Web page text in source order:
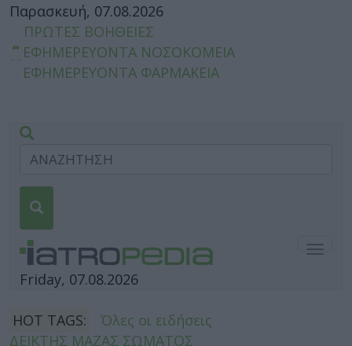
Παρασκευή, 07.08.2026
ΠΡΩΤΕΣ ΒΟΗΘΕΙΕΣ
ΕΦΗΜΕΡΕΥΟΝΤΑ ΝΟΣΟΚΟΜΕΙΑ
ΕΦΗΜΕΡΕΥΟΝΤΑ ΦΑΡΜΑΚΕΙΑ
Friday, 07.08.2026
HOT TAGS:
Όλες οι ειδήσεις
ΔΕΙΚΤΗΣ ΜΑΖΑΣ ΣΩΜΑΤΟΣ